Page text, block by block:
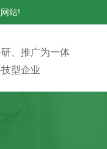
站!
、推广为一体
型企业